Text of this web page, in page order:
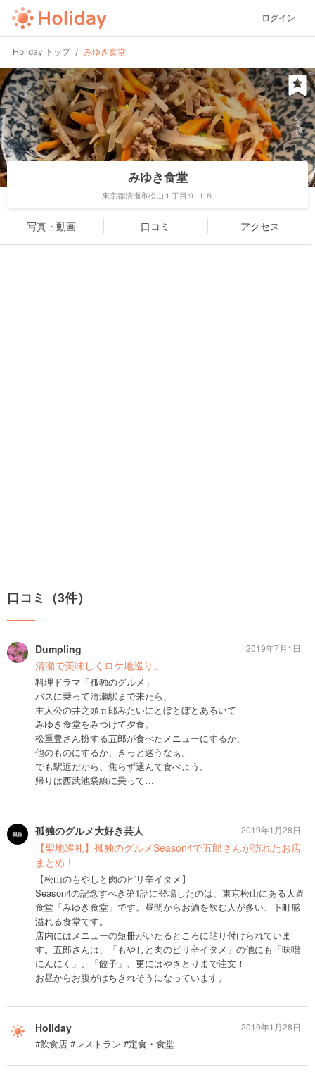
ログイン
Holiday トップ みゆき食堂
みゆき食堂
東京都清瀬市松山１丁目９-１８
写真・動画 口コミ アクセス
口コミ（3件）
Dumpling
清瀬で美味しくロケ地巡り。
料理ドラマ「孤独のグルメ」
バスに乗って清瀬駅まで来たら、
主人公の井之頭五郎みたいにとぼとぼとあるいて
みゆき食堂をみつけて夕食。
松重豊さん扮する五郎が食べたメニューにするか、
他のものにするか、きっと迷うなぁ。
でも駅近だから、焦らず選んで食べよう。
帰りは西武池袋線に乗って…
2019年7月1日
孤独のグルメ大好き芸人
【聖地巡礼】孤独のグルメSeason4で五郎さんが訪れたお店
まとめ！
【松山のもやしと肉のピリ辛イタメ】
Season4の記念すべき第1話に登場したのは、東京松山にある大衆
食堂「みゆき食堂」です。昼間からお酒を飲む人が多い、下町感
溢れる食堂です。
店内にはメニューの短冊がいたるところに貼り付けられていま
す。五郎さんは、「もやしと肉のピリ辛イタメ」の他にも「味噌
にんにく」、「餃子」、更にはやきとりまで注文！
お昼からお腹がはちきれそうになっています。
2019年1月28日
Holiday
#飲食店 #レストラン #定食・食堂
2019年1月28日